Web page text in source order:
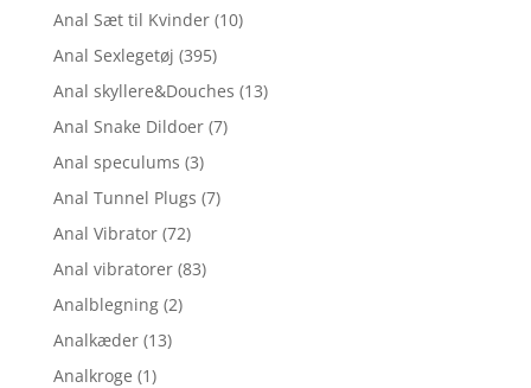
Anal Sæt til Kvinder (10)
Anal Sexlegetøj (395)
Anal skyllere&Douches (13)
Anal Snake Dildoer (7)
Anal speculums (3)
Anal Tunnel Plugs (7)
Anal Vibrator (72)
Anal vibratorer (83)
Analblegning (2)
Analkæder (13)
Analkroge (1)